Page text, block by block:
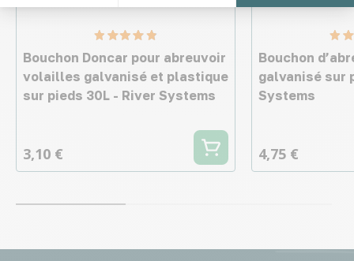
Bouchon Doncar pour abreuvoir
volailles galvanisé et plastique
sur pieds 30L - River Systems
3,10 €
Bouchon
galvanisé sur
Systems
4,75 €